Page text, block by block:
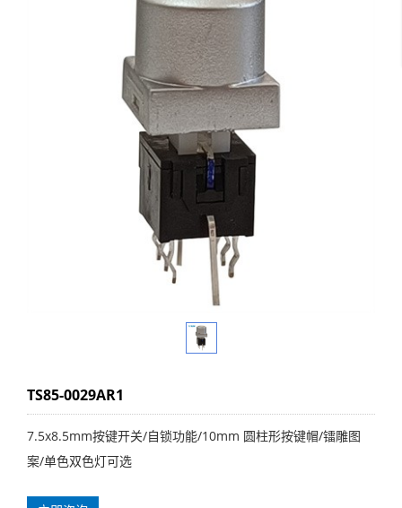
TS85-0029AR1
7.5x8.5mm按键开关/自锁功能/10mm 圆柱形按键帽/镭雕图
案/单色双色灯可选